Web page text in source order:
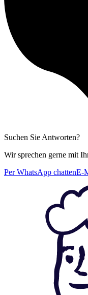
Suchen Sie Antworten?
Wir sprechen gerne mit
Per WhatsApp chattenE-